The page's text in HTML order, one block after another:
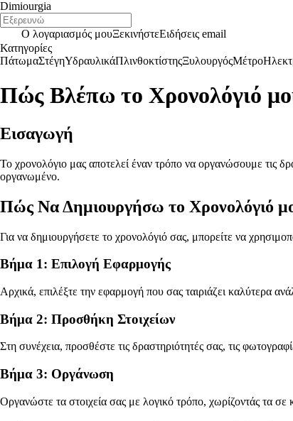
Dimiourgia
Ο λογαριασμός μουΞεκινήστεΕιδήσεις email
Κατηγορίες
ΠάτωμαΣτέγηΥδραυλικάΠλινθοκτίστηςΞυλουργόςΜέτρο
Πώς Βλέπω το Χρονολόγιό
Εισαγωγή
Το χρονολόγιο μας αποτελεί έναν τρόπο να οργανώσουμε τις
οργανωμένο.
Πώς Να Δημιουργήσω το Χρονολόγιό
Για να δημιουργήσετε το χρονολόγιό σας, μπορείτε να
Βήμα 1: Επιλογή Εφαρμογής
Αρχικά, επιλέξτε την εφαρμογή που σας ταιριάζει καλύτερα
Βήμα 2: Προσθήκη Στοιχείων
Στη συνέχεια, προσθέστε τις δραστηριότητές σας, τις
Βήμα 3: Οργάνωση
Οργανώστε τα στοιχεία σας με λογικό τρόπο, χωρίζοντάς τα σε